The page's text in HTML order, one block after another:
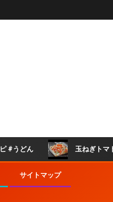
玉ねぎトマト漬け｜
サイトマップ